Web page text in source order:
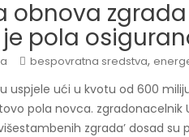
obnova
pola
bespovratna sredstva,
uspjele ući u kvotu od 600
pola novca.
zgrada’ dosad